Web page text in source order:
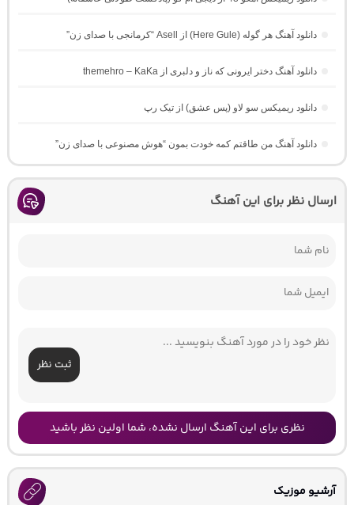
دانلود آهنگ هر گوله (Here Gule) از Asell “کرمانجی با صدای زن”
دانلود آهنگ دختر ایرونی که ناز و دلبری از themehro – KaKa
دانلود ریمیکس سو لاو (پس عشق) از تیک رپ
دانلود آهنگ من طاقتم کمه خودت بمون “هوش مصنوعی با صدای زن”
ارسال نظر برای این آهنگ
ثبت نظر
نظری برای این آهنگ ارسال نشده، شما اولین نظر باشید
آرشیو موزیک